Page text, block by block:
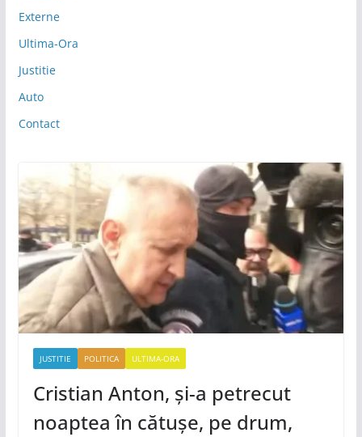
Externe
Ultima-Ora
Justitie
Auto
Contact
JUSTITIE POLITICA ULTIMA-ORA
Cristian Anton, și-a petrecut
noaptea în cătușe, pe drum,